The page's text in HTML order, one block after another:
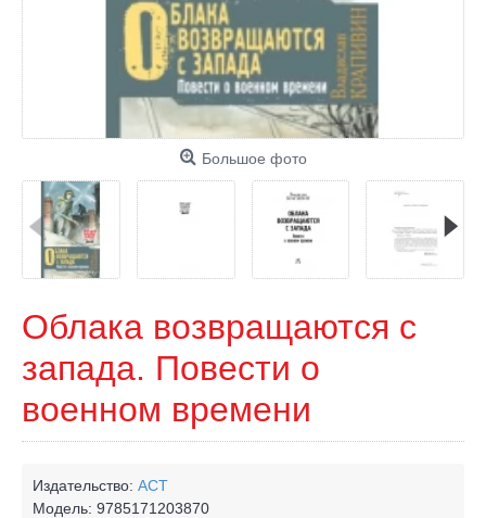
Большое фото
Облака возвращаются с
запада. Повести о
военном времени
Издательство: АСТ
Модель: 9785171203870